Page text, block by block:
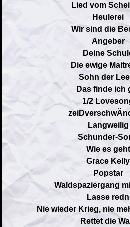
Lied vom
Heulerei
Wir sind die
Angeber
Deine
Die ewige
Sohn der
Das finde ich
1/2
Langweilig
Schunder-
Wie es geht
Grace Kelly
Popstar
Waldspaziergang
Lasse redn
Nie wieder Krieg, nie
Rettet die